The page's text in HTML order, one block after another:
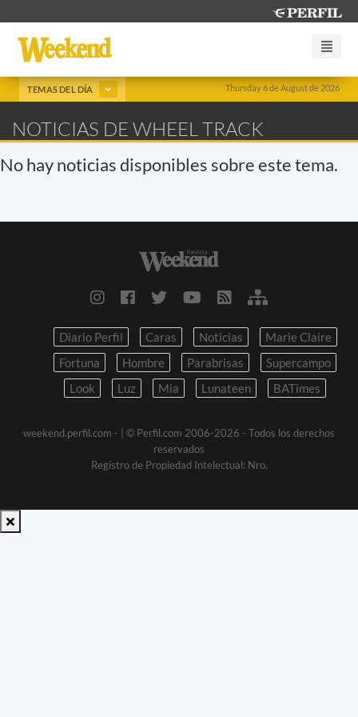
Thursday 6 de August de 2026
TEMAS DEL DÍA
NOTICIAS DE WHEEL TRACK
No hay noticias disponibles sobre este tema.
Diario Perfil Caras Noticias
Marie Claire
Fortuna
Hombre Parabrisas
Supercampo
Look
Luz Mia Lunateen BATimes
weekend.perfil.com -
| © Perfil.com 2006-2026 - Todos los derechos
reservados
Registro de Propiedad Intelectual: Nro.